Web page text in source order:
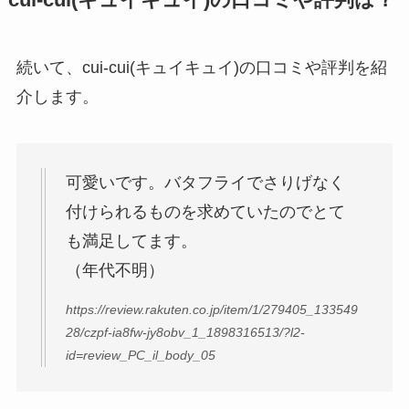
続いて、cui-cui(キュイキュイ)の口コミや評判を紹
介します。
可愛いです。バタフライでさりげなく
付けられるものを求めていたのでとて
も満足してます。
（年代不明）
https://review.rakuten.co.jp/item/1/279405_133549
28/czpf-ia8fw-jy8obv_1_1898316513/?l2-
id=review_PC_il_body_05